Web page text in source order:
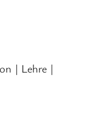
| Lehre |